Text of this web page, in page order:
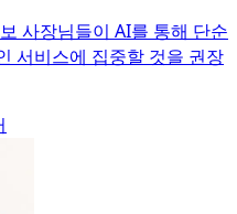
사장님들이 AI를 통해 단순
서비스에 집중할 것을 권장